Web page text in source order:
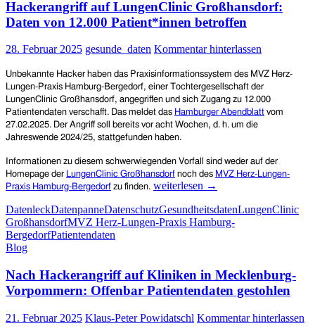
Hackerangriff auf LungenClinic Großhansdorf:
Daten von 12.000 Patient*innen betroffen
28. Februar 2025 gesunde_daten Kommentar hinterlassen
Unbekannte Hacker haben das Praxisinformationssystem des MVZ Herz-
Lungen-Praxis Hamburg-Bergedorf, einer Tochtergesellschaft der
LungenClinic Großhansdorf, angegriffen und sich Zugang zu 12.000
Patientendaten verschafft. Das meldet das Hamburger Abendblatt vom
27.02.2025. Der Angriff soll bereits vor acht Wochen, d. h. um die
Jahreswende 2024/25, stattgefunden haben.
Informationen zu diesem schwerwiegenden Vorfall sind weder auf der
Homepage der LungenClinic Großhansdorf noch des MVZ Herz-Lungen-
Praxis Hamburg-Bergedorf zu finden. Hackerangriff
LungenClinic
Großhansdorf:
Patient*innen
betroffen
weiterlesen →
DatenleckDatenpanneDatenschutzGesundheitsdatenLungenClinic
GroßhansdorfMVZ Herz-Lungen-Praxis Hamburg-
BergedorfPatientendaten
Blog
Nach Hackerangriff auf Kliniken in Mecklenburg-
Vorpommern: Offenbar Patientendaten gestohlen
21. Februar 2025 Klaus-Peter Powidatschl Kommentar hinterlassen